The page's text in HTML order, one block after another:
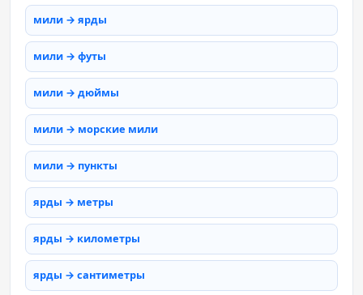
мили → ярды
мили → футы
мили → дюймы
мили → морские мили
мили → пункты
ярды → метры
ярды → километры
ярды → сантиметры